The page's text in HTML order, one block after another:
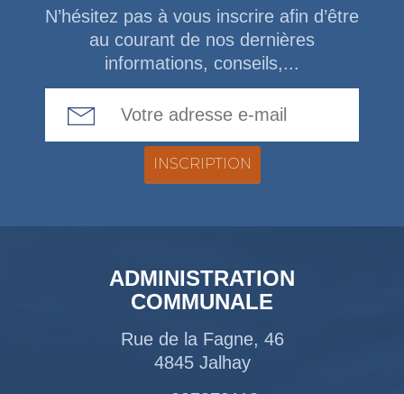
N’hésitez pas à vous inscrire afin d’être
au courant de nos dernières
informations, conseils,...
ADMINISTRATION
COMMUNALE
Rue de la Fagne, 46
4845 Jalhay